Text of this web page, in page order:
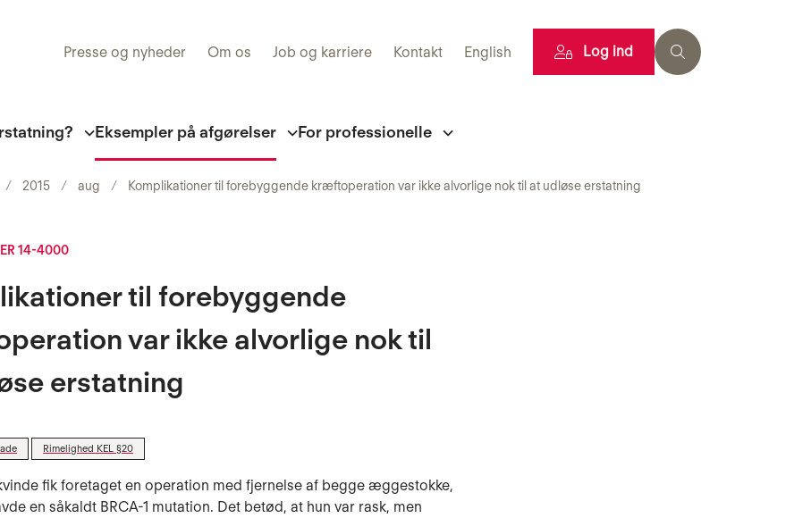
Presse og nyheder Om os Job og karriere Kontakt English Log ind
Eksempler på afgørelser For professionelle
2015 aug Komplikationer til forebyggende kræftoperation var ikke alvorlige nok til at udløse erstatning
14-4000
til forebyggende
var ikke alvorlige nok til
erstatning
Rimelighed KEL §20
fik foretaget en operation med fjernelse af begge æggestokke,
en såkaldt BRCA-1 mutation. Det betød, at hun var rask, men